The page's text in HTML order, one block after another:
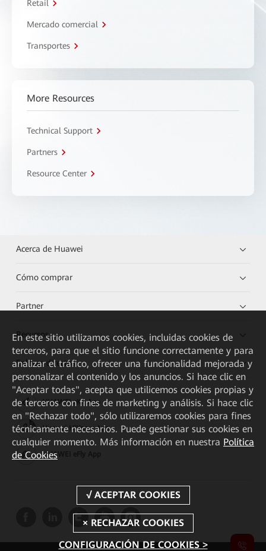
Retail
Mercado comercial
Transportes
More Resources
Technical Support
Partners
Resource Center
Acerca de Huawei
Cómo comprar
Partner
Recursos
Enlaces directos
HUAWEI eKit App
Huawei HiKnow App
HUAWEI eFly App
En este sitio utilizamos cookies, incluidas cookies de
terceros, para que el sitio funcione correctamente y para
analizar el tráfico, ofrecer una funcionalidad mejorada y
personalizar el contenido y los anuncios. Si hace clic en
"Aceptar todas", acepta que utilicemos cookies propias y
de terceros con fines de marketing y análisis. Si hace clic
en "Rechazar todo", sólo utilizaremos cookies para fines
técnicamente necesarios. Puede gestionar sus cookies en
cualquier momento. Más información en nuestra Política
de Cookies
CONFIGURACIÓN DE COOKIES >